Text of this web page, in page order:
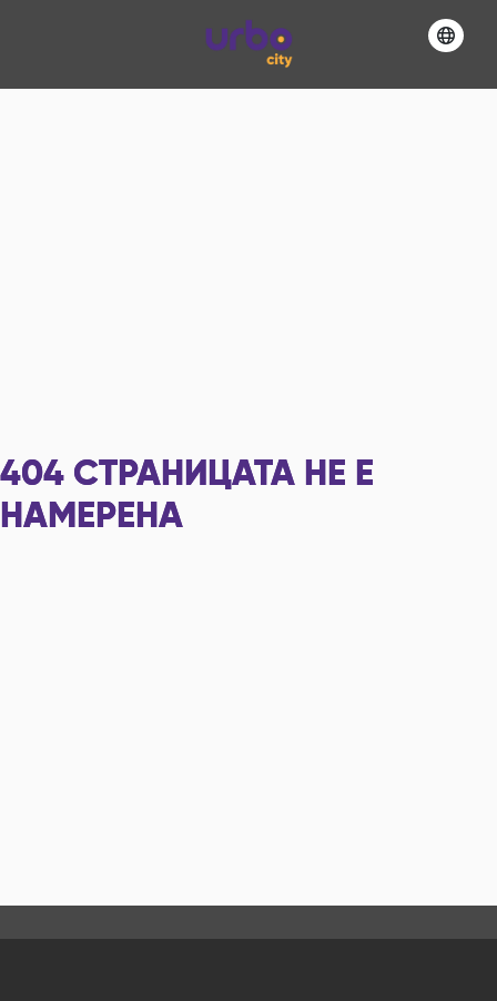
404 СТРАНИЦАТА НЕ Е
НАМЕРЕНА